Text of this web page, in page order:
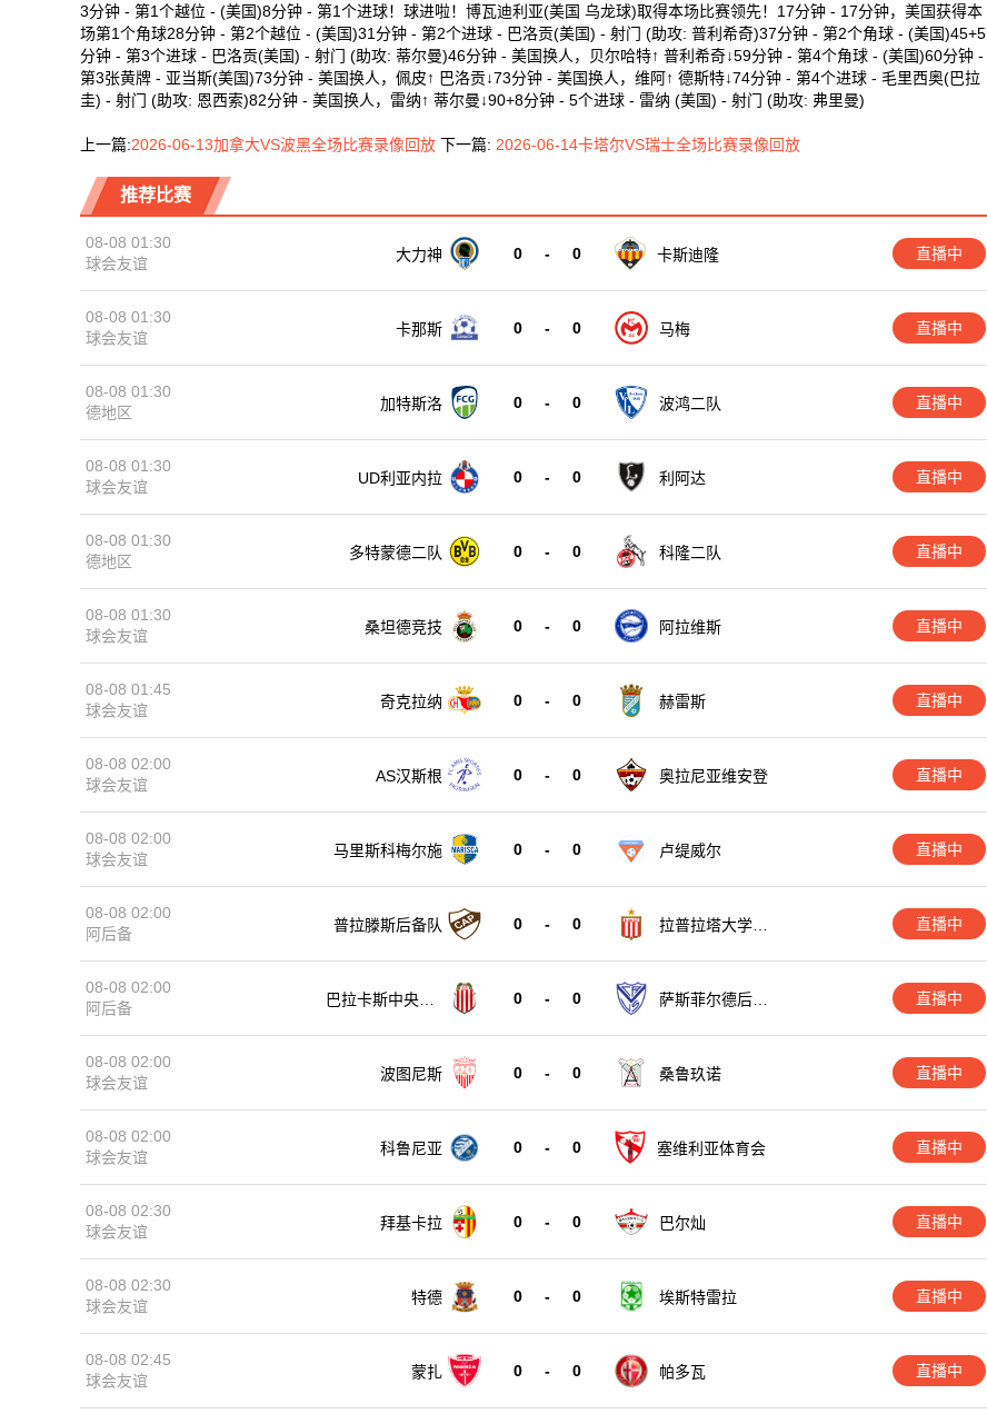
3分钟 - 第1个越位 - (美国)8分钟 - 第1个进球！球进啦！博瓦迪利亚(美国 乌龙球)取得本场比赛领先！17分钟 - 17分钟，美国获得本
场第1个角球28分钟 - 第2个越位 - (美国)31分钟 - 第2个进球 - 巴洛贡(美国) - 射门 (助攻: 普利希奇)37分钟 - 第2个角球 - (美国)45+5
分钟 - 第3个进球 - 巴洛贡(美国) - 射门 (助攻: 蒂尔曼)46分钟 - 美国换人，贝尔哈特↑ 普利希奇↓59分钟 - 第4个角球 - (美国)60分钟 -
第3张黄牌 - 亚当斯(美国)73分钟 - 美国换人，佩皮↑ 巴洛贡↓73分钟 - 美国换人，维阿↑ 德斯特↓74分钟 - 第4个进球 - 毛里西奥(巴拉
圭) - 射门 (助攻: 恩西索)82分钟 - 美国换人，雷纳↑ 蒂尔曼↓90+8分钟 - 5个进球 - 雷纳 (美国) - 射门 (助攻: 弗里曼)
上一篇:2026-06-13加拿大VS波黑全场比赛录像回放 下一篇: 2026-06-14卡塔尔VS瑞士全场比赛录像回放
推荐比赛
08-08 01:30
球会友谊
大力神 0 - 0 卡斯迪隆 直播中
08-08 01:30
球会友谊
卡那斯 0 - 0 马梅 直播中
08-08 01:30
德地区
加特斯洛 0 - 0 波鸿二队 直播中
08-08 01:30
球会友谊
UD利亚内拉 0 - 0 利阿达 直播中
08-08 01:30
德地区
多特蒙德二队 0 - 0 科隆二队 直播中
08-08 01:30
球会友谊
桑坦德竞技 0 - 0 阿拉维斯 直播中
08-08 01:45
球会友谊
奇克拉纳 0 - 0 赫雷斯 直播中
08-08 02:00
球会友谊
AS汉斯根 0 - 0 奥拉尼亚维安登 直播中
08-08 02:00
球会友谊
马里斯科梅尔施 0 - 0 卢缇威尔 直播中
08-08 02:00
阿后备
普拉滕斯后备队 0 - 0
拉普拉塔大学生
直播中
08-08 02:00
阿后备
巴拉卡斯中央后
0 - 0
萨斯菲尔德后备
直播中
08-08 02:00
球会友谊
波图尼斯 0 - 0 桑鲁玖诺 直播中
08-08 02:00
球会友谊
科鲁尼亚 0 - 0 塞维利亚体育会 直播中
08-08 02:30
球会友谊
拜基卡拉 0 - 0 巴尔灿 直播中
08-08 02:30
球会友谊
特德 0 - 0 埃斯特雷拉 直播中
08-08 02:45
球会友谊
蒙扎 0 - 0 帕多瓦 直播中